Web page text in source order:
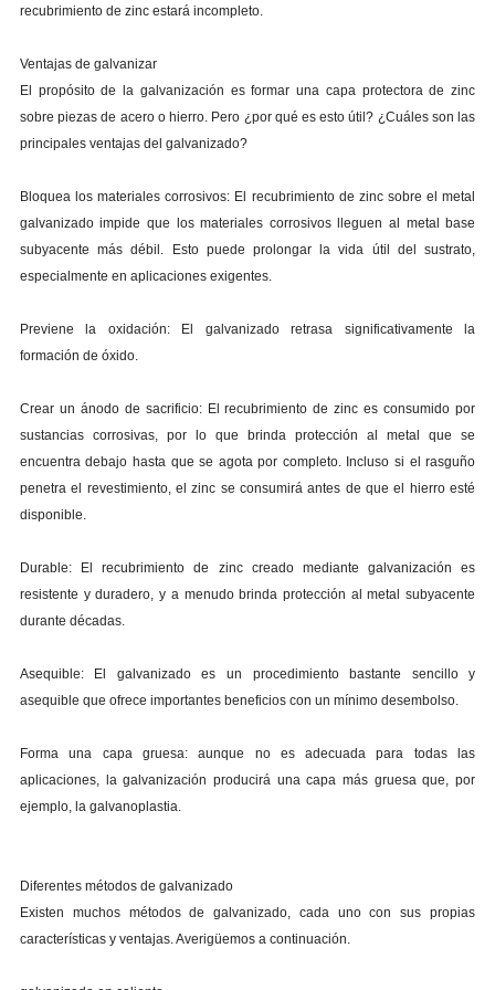
recubrimiento de zinc estará incompleto.
Ventajas de galvanizar
El propósito de la galvanización es formar una capa protectora de zinc
sobre piezas de acero o hierro. Pero ¿por qué es esto útil? ¿Cuáles son las
principales ventajas del galvanizado?
Bloquea los materiales corrosivos: El recubrimiento de zinc sobre el metal
galvanizado impide que los materiales corrosivos lleguen al metal base
subyacente más débil. Esto puede prolongar la vida útil del sustrato,
especialmente en aplicaciones exigentes.
Previene la oxidación: El galvanizado retrasa significativamente la
formación de óxido.
Crear un ánodo de sacrificio: El recubrimiento de zinc es consumido por
sustancias corrosivas, por lo que brinda protección al metal que se
encuentra debajo hasta que se agota por completo. Incluso si el rasguño
penetra el revestimiento, el zinc se consumirá antes de que el hierro esté
disponible.
Durable: El recubrimiento de zinc creado mediante galvanización es
resistente y duradero, y a menudo brinda protección al metal subyacente
durante décadas.
Asequible: El galvanizado es un procedimiento bastante sencillo y
asequible que ofrece importantes beneficios con un mínimo desembolso.
Forma una capa gruesa: aunque no es adecuada para todas las
aplicaciones, la galvanización producirá una capa más gruesa que, por
ejemplo, la galvanoplastia.
Diferentes métodos de galvanizado
Existen muchos métodos de galvanizado, cada uno con sus propias
características y ventajas. Averigüemos a continuación.